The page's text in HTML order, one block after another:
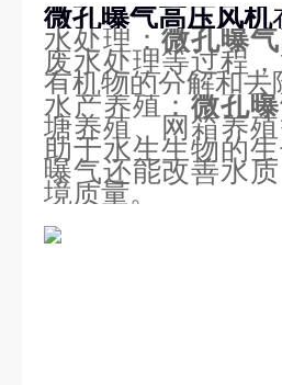
微孔曝气高压风机
水处理：微孔曝
废水处理等过程
有机物的分解和
水产养殖：微孔
塘养殖、网箱养
助于水生生物的
曝气还能改善水
境质量。